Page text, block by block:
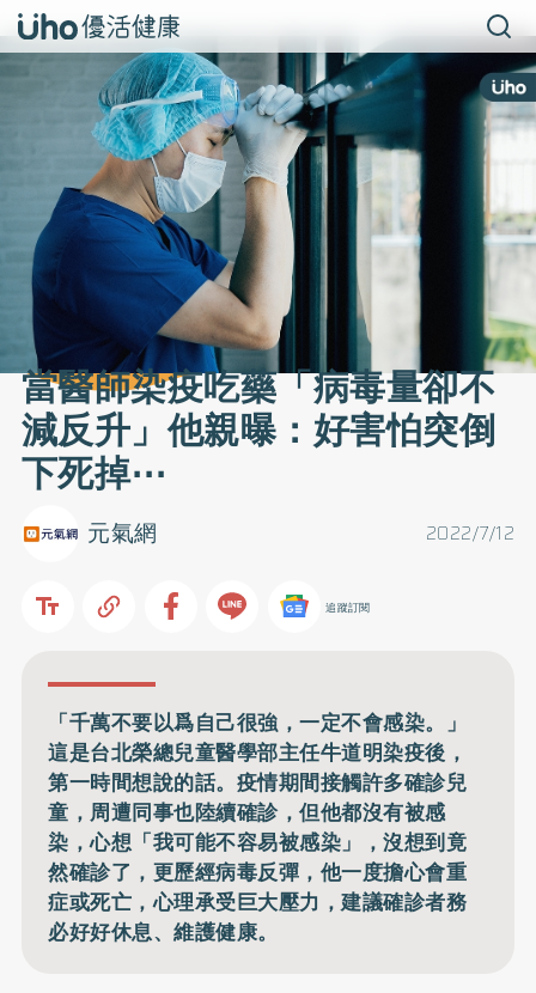
當醫師染疫吃藥「病毒量卻不
減反升」他親曝：好害怕突倒
下死掉⋯
2022/7/12
元氣網
追蹤訂閱
「千萬不要以爲自己很強，一定不會感染。」
這是台北榮總兒童醫學部主任牛道明染疫後，
第一時間想說的話。疫情期間接觸許多確診兒
童，周遭同事也陸續確診，但他都沒有被感
染，心想「我可能不容易被感染」，沒想到竟
然確診了，更歷經病毒反彈，他一度擔心會重
症或死亡，心理承受巨大壓力，建議確診者務
必好好休息、維護健康。